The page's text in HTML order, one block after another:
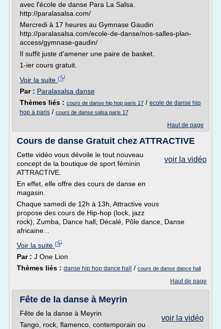
avec l'école de danse Para La Salsa.
http://paralasalsa.com/
Mercredi à 17 heures au Gymnase Gaudin
http://paralasalsa.com/ecole-de-danse/nos-salles-plan-
access/gymnase-gaudin/
Il suffit juste d'amener une paire de basket.
1-ier cours gratuit.
Voir la suite
Par : Paralasalsa danse
Thèmes liés : cours de danse hip hop paris 17 / ecole de danse hip
hop a paris / cours de danse salsa paris 17
Haut de page
Cours de danse Gratuit chez ATTRACTIVE
voir la vidéo
Cette vidéo vous dévoile le tout nouveau
concept de la boutique de sport féminin
ATTRACTIVE.
En effet, elle offre des cours de danse en
magasin.
Chaque samedi de 12h à 13h, Attractive vous
propose des cours de Hip-hop (lock, jazz
rock), Zumba, Dance hall, Décalé, Pôle dance, Danse
africaine...
Voir la suite
Par : J One Lion
Thèmes liés : danse hip hop dance hall / cours de danse dance hall
Haut de page
Fête de la danse à Meyrin
voir la vidéo
Fête de la danse à Meyrin
Tango, rock, flamenco, contemporain ou